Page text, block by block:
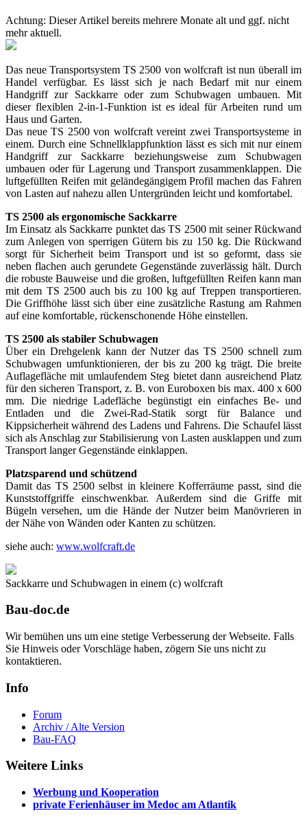
Achtung: Dieser Artikel bereits mehrere Monate alt und ggf. nicht
mehr aktuell.
Das neue Transportsystem TS 2500 von wolfcraft ist nun überall im
Handel verfügbar. Es lässt sich je nach Bedarf mit nur einem
Handgriff zur Sackkarre oder zum Schubwagen umbauen. Mit
dieser flexiblen 2-in-1-Funktion ist es ideal für Arbeiten rund um
Haus und Garten.
Das neue TS 2500 von wolfcraft vereint zwei Transportsysteme in
einem. Durch eine Schnellklappfunktion lässt es sich mit nur einem
Handgriff zur Sackkarre beziehungsweise zum Schubwagen
umbauen oder für Lagerung und Transport zusammenklappen. Die
luftgefüllten Reifen mit geländegängigem Profil machen das Fahren
von Lasten auf nahezu allen Untergründen leicht und komfortabel.
TS 2500 als ergonomische Sackkarre
Im Einsatz als Sackkarre punktet das TS 2500 mit seiner Rückwand
zum Anlegen von sperrigen Gütern bis zu 150 kg. Die Rückwand
sorgt für Sicherheit beim Transport und ist so geformt, dass sie
neben flachen auch gerundete Gegenstände zuverlässig hält. Durch
die robuste Bauweise und die großen, luftgefüllten Reifen kann man
mit dem TS 2500 auch bis zu 100 kg auf Treppen transportieren.
Die Griffhöhe lässt sich über eine zusätzliche Rastung am Rahmen
auf eine komfortable, rückenschonende Höhe einstellen.
TS 2500 als stabiler Schubwagen
Über ein Drehgelenk kann der Nutzer das TS 2500 schnell zum
Schubwagen umfunktionieren, der bis zu 200 kg trägt. Die breite
Auflagefläche mit umlaufendem Steg bietet dann ausreichend Platz
für den sicheren Transport, z. B. von Euroboxen bis max. 400 x 600
mm. Die niedrige Ladefläche begünstigt ein einfaches Be- und
Entladen und die Zwei-Rad-Statik sorgt für Balance und
Kippsicherheit während des Ladens und Fahrens. Die Schaufel lässt
sich als Anschlag zur Stabilisierung von Lasten ausklappen und zum
Transport langer Gegenstände einklappen.
Platzsparend und schützend
Damit das TS 2500 selbst in kleinere Kofferräume passt, sind die
Kunststoffgriffe einschwenkbar. Außerdem sind die Griffe mit
Bügeln versehen, um die Hände der Nutzer beim Manövrieren in
der Nähe von Wänden oder Kanten zu schützen.
siehe auch: www.wolfcraft.de
Sackkarre und Schubwagen in einem (c) wolfcraft
Bau-doc.de
Wir bemühen uns um eine stetige Verbesserung der Webseite. Falls
Sie Hinweis oder Vorschläge haben, zögern Sie uns nicht zu
kontaktieren.
Info
Forum
Archiv / Alte Version
Bau-FAQ
Weitere Links
Werbung und Kooperation
private Ferienhäuser im Medoc am Atlantik